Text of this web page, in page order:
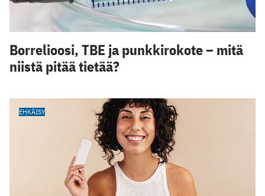
Borrelioosi, TBE ja punkkirokote – mitä
niistä pitää tietää?
EHKÄISY